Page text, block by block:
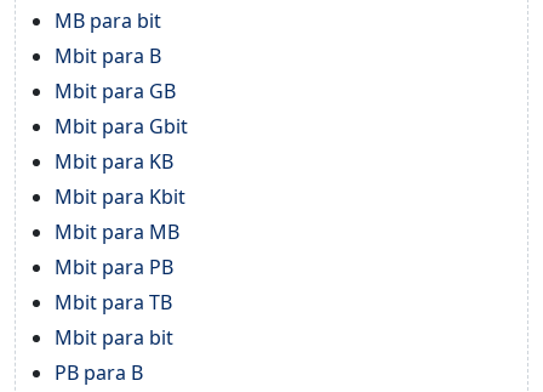
MB para bit
Mbit para B
Mbit para GB
Mbit para Gbit
Mbit para KB
Mbit para Kbit
Mbit para MB
Mbit para PB
Mbit para TB
Mbit para bit
PB para B